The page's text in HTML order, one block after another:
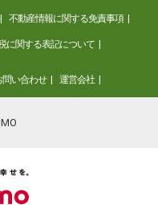
不動産情報に関する免責事項
に関する表記について
問い合わせ 運営会社